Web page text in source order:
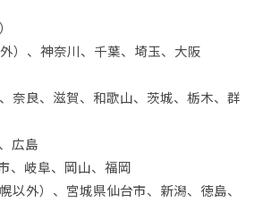
外）、神奈川、千葉、埼玉、大阪
、奈良、滋賀、和歌山、茨城、栃木、群
広島
、岐阜、岡山、福岡
以外）、宮城県仙台市、新潟、徳島、